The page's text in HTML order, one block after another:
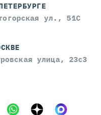
ул., 51С
улица, 23с3